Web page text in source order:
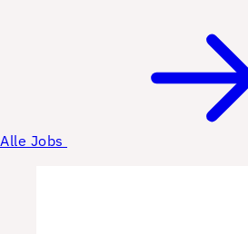
Alle Jobs